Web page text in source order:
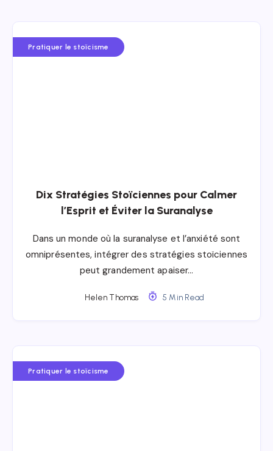
Pratiquer le stoïcisme
Dix Stratégies Stoïciennes pour Calmer
l’Esprit et Éviter la Suranalyse
Dans un monde où la suranalyse et l’anxiété sont
omniprésentes, intégrer des stratégies stoïciennes
peut grandement apaiser…
Helen Thomas 5 Min Read
Pratiquer le stoïcisme